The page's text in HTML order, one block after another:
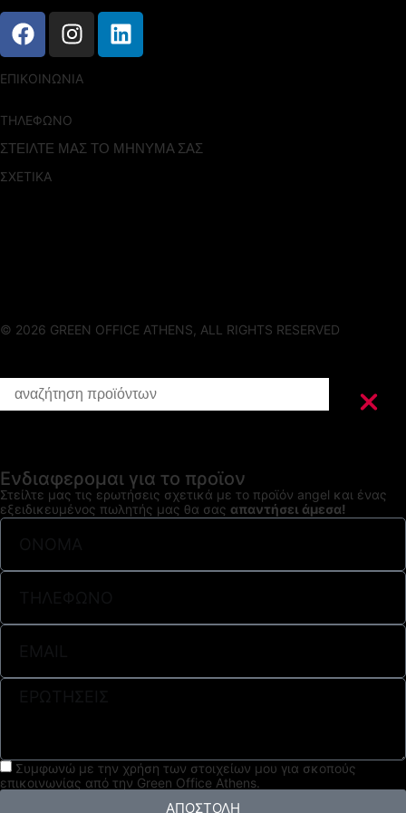
ΕΠΙΚΟΙΝΩΝΙΑ
ΤΗΛΕΦΩΝΟ
ΣΤΕΙΛΤΕ ΜΑΣ ΤΟ ΜΗΝΥΜΑ ΣΑΣ
ΣΧΕΤΙΚΑ
© 2026 GREEN OFFICE ATHENS, ALL RIGHTS RESERVED
Ενδιαφερομαι για το προϊον
Στείλτε μας τις ερωτήσεις σχετικά με το προϊόν angel και ένας
εξειδικευμένος πωλητής μας θα σας απαντήσει άμεσα!
Συμφωνώ με την χρήση των στοιχείων μου για σκοπούς
επικοινωνίας από την Green Office Athens.
ΑΠΟΣΤΟΛΗ